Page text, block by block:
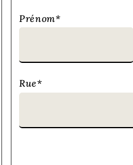
Prénom*
Rue*